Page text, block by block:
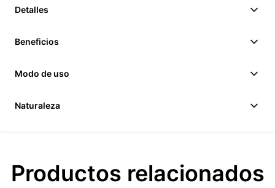
Detalles
Beneficios
Modo de uso
Naturaleza
Productos relacionados